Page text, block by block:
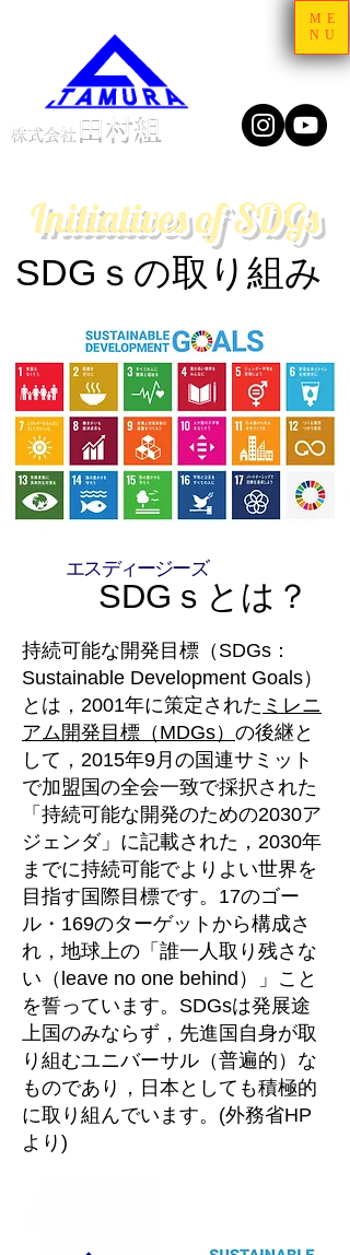
ME
NU
株式会社 田村組
Initiatives of SDGs
SDGｓの取り組み
エスディージーズ
SDGｓとは？
持続可能な開発目標（SDGs：
Sustainable Development Goals）
とは，2001年に策定された ミレニ
アム開発目標（MDGs） の後継と
して，2015年9月の国連サミット
で加盟国の全会一致で採択された
「持続可能な開発のための2030ア
ジェンダ」に記載された，2030年
までに持続可能でよりよい世界を
目指す国際目標です。17のゴー
ル・169のターゲットから構成さ
れ，地球上の「誰一人取り残さな
い（leave no one behind）」こと
を誓っています。SDGsは発展途
上国のみならず，先進国自身が取
り組むユニバーサル（普遍的）な
ものであり，日本としても積極的
に取り組んでいます。(外務省HP
より)